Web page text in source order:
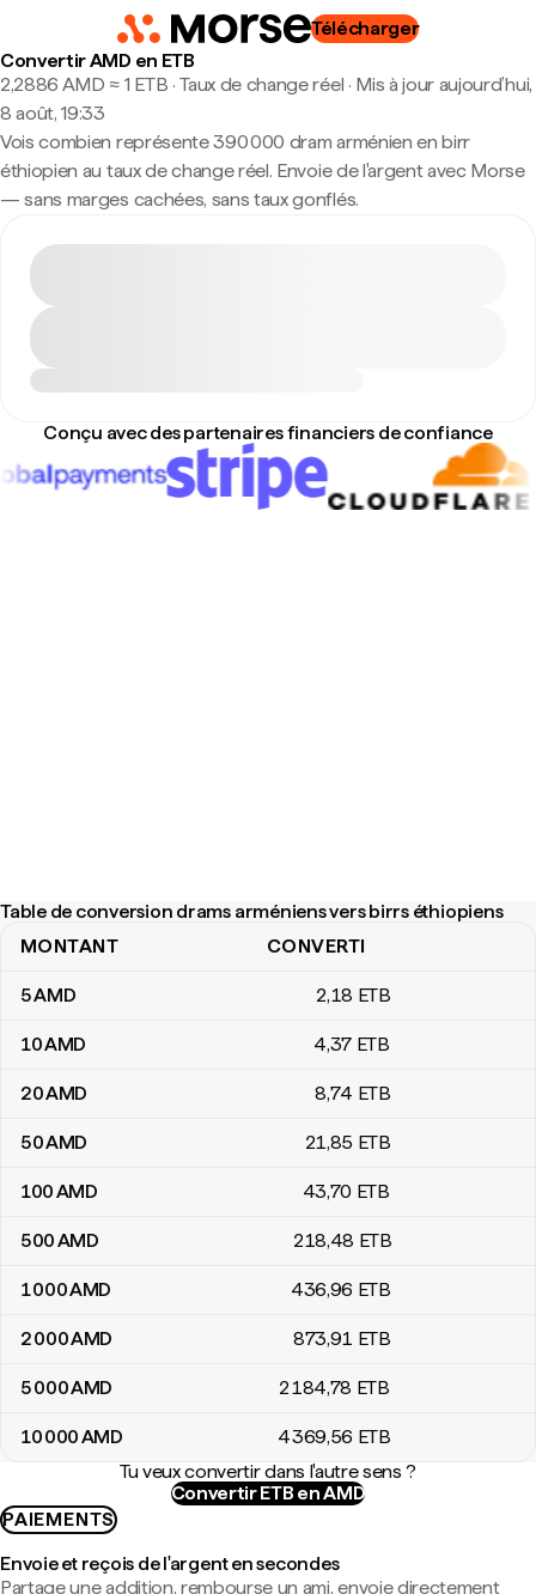
Télécharger
Convertir AMD en ETB
2,2886 AMD ≈ 1 ETB · Taux de change réel · Mis à jour aujourd’hui,
8 août, 19:33
Vois combien représente 390 000 dram arménien en birr
éthiopien au taux de change réel. Envoie de l'argent avec Morse
— sans marges cachées, sans taux gonflés.
Conçu avec des partenaires financiers de confiance
Table de conversion drams arméniens vers birrs éthiopiens
Table de conversion drams arméniens vers birrs éthiopiens
MONTANT CONVERTI
5AMD 2,18 ETB
10AMD 4,37 ETB
20AMD 8,74 ETB
50AMD 21,85 ETB
100AMD 43,70 ETB
500AMD 218,48 ETB
1 000AMD 436,96 ETB
2 000AMD 873,91 ETB
5 000AMD 2 184,78 ETB
10 000AMD 4 369,56 ETB
Tu veux convertir dans l'autre sens ?
Convertir ETB en AMD
PAIEMENTS
Envoie et reçois de l'argent en secondes
Partage une addition, rembourse un ami, envoie directement